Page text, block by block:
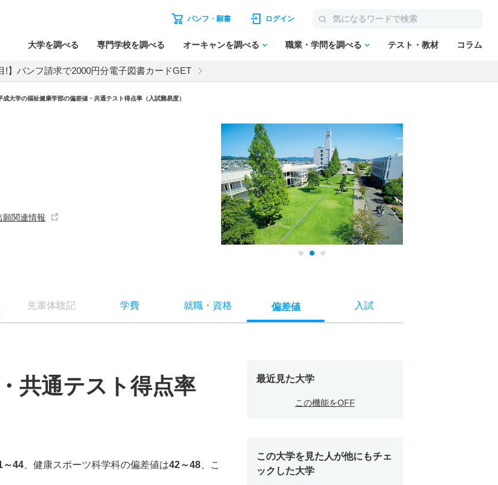
パンフ・願書 ログイン
大学を調べる 専門学校を調べる オーキャンを調べる 職業・学問を調べる テスト・教材 コラム
!】パンフ請求で2000円分電子図書カードGET
成大学の福祉健康学部の偏差値・共通テスト得点率（入試難易度）
願関連情報
先輩体験記 学費 就職・ 資格 偏差値 入試
共通テスト得点率
～44 、健康スポーツ科学科の偏差値は42～48 、こ
最近見た大学
この機能をOFF
この大学を見た人が他にもチェ
ックした大学